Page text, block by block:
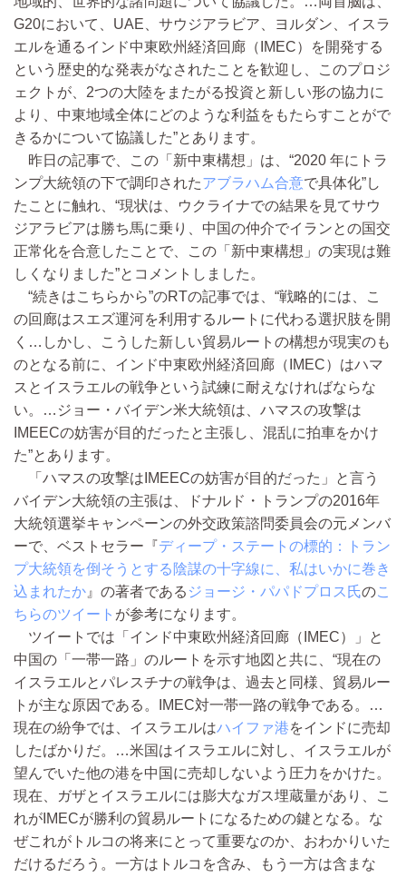
G20において、UAE、サウジアラビア、ヨルダン、イスラ
エルを通るインド中東欧州経済回廊（IMEC）を開発する
という歴史的な発表がなされたことを歓迎し、このプロジ
ェクトが、2つの大陸をまたがる投資と新しい形の協力に
より、中東地域全体にどのような利益をもたらすことがで
きるかについて協議した”とあります。
昨日の記事で、この「新中東構想」は、“2020 年にトラ
ンプ大統領の下で調印されたアブラハム合意で具体化”し
たことに触れ、“現状は、ウクライナでの結果を見てサウ
ジアラビアは勝ち馬に乗り、中国の仲介でイランとの国交
正常化を合意したことで、この「新中東構想」の実現は難
しくなりました”とコメントしました。
“続きはこちらから”のRTの記事では、“戦略的には、こ
の回廊はスエズ運河を利用するルートに代わる選択肢を開
く…しかし、こうした新しい貿易ルートの構想が現実のも
のとなる前に、インド中東欧州経済回廊（IMEC）はハマ
スとイスラエルの戦争という試練に耐えなければならな
い。…ジョー・バイデン米大統領は、ハマスの攻撃は
IMEECの妨害が目的だったと主張し、混乱に拍車をかけ
た”とあります。
「ハマスの攻撃はIMEECの妨害が目的だった」と言う
バイデン大統領の主張は、ドナルド・トランプの2016年
大統領選挙キャンペーンの外交政策諮問委員会の元メンバ
ーで、ベストセラー『ディープ・ステートの標的：トラン
プ大統領を倒そうとする陰謀の十字線に、私はいかに巻き
込まれたか 』の著者である ジョージ・パパドプロス氏のこ
ちらのツイート が参考になります。
ツイートでは「インド中東欧州経済回廊（IMEC）」と
中国の「一帯一路」のルートを示す地図と共に、“現在の
イスラエルとパレスチナの戦争は、過去と同様、貿易ルー
トが主な原因である。IMEC対一帯一路の戦争である。…
現在の紛争では、イスラエルはハイファ港をインドに売却
したばかりだ。…米国はイスラエルに対し、イスラエルが
望んでいた他の港を中国に売却しないよう圧力をかけた。
現在、ガザとイスラエルには膨大なガス埋蔵量があり、こ
れがIMECが勝利の貿易ルートになるための鍵となる。な
ぜこれがトルコの将来にとって重要なのか、おわかりいた
だけるだろう。一方はトルコを含み、もう一方は含まな